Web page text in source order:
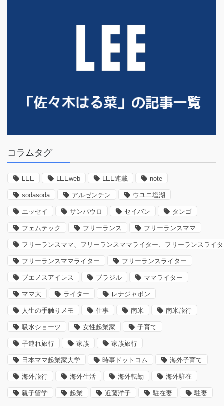
コラムタグ
LEE LEEweb LEE連載 note
sodasoda アルゼンチン ウユニ塩湖
エッセイ サンパウロ セイバン タンゴ
フェムテック フリーランス フリーランスママ
フリーランスママ、フリーランスママライター、フリーランスライ
フリーランスママライター フリーランスライター
ブエノスアイレス ブラジル ママライター
ママ大 ライター レナジャポン
人生の手触りメモ 仕事 南米 南米旅行
吸水ショーツ 女性起業家 子育て
子連れ旅行 家族 家族旅行
日本ママ起業家大学 時事ドットコム 海外子育て
海外旅行 海外生活 海外転勤 海外駐在
親子留学 起業 近藤洋子 駐在妻 駐妻